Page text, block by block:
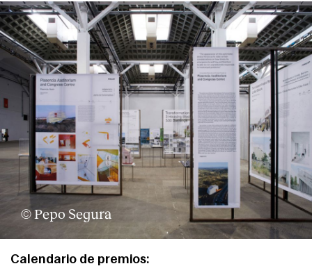
© Pepo Segura
Calendario de premios: